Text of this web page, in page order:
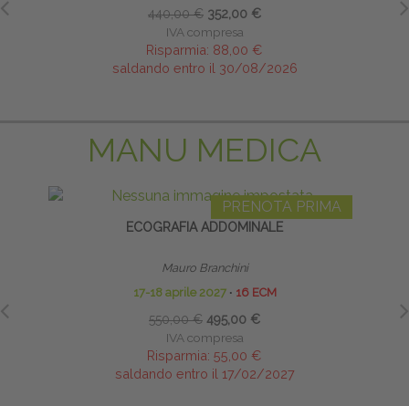
440,00 € 352,00 €
IVA compresa
Risparmia: 88,00 €
saldando entro il 30/08/2026
MANU MEDICA
PRENOTA PRIMA
ECOGRAFIA ADDOMINALE
Mauro Branchini
17-18 aprile 2027 ∙ 16 ECM
550,00 € 495,00 €
IVA compresa
Risparmia: 55,00 €
saldando entro il 17/02/2027